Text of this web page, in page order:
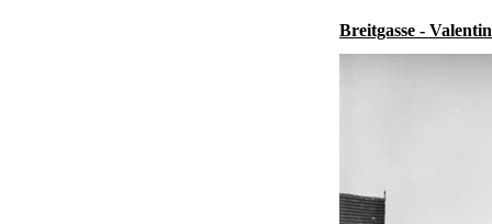
Breitgasse -